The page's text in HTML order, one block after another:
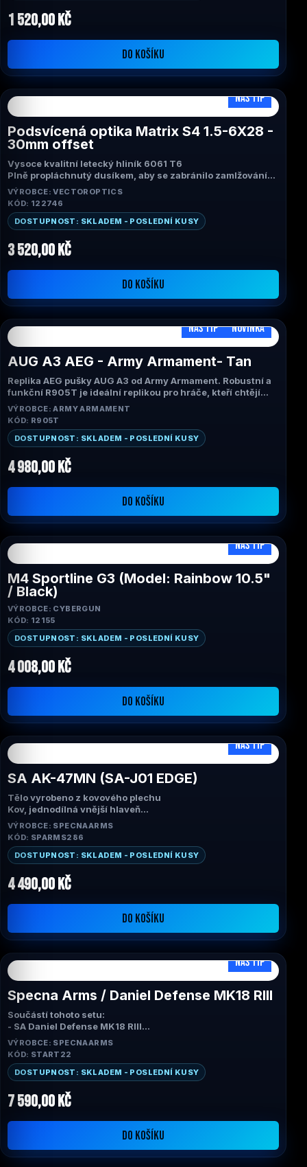
1 520,00 Kč
DO KOŠÍKU
NÁŠ TIP
Podsvícená optika Matrix S4 1.5-6X28 -
30mm offset
Vysoce kvalitní letecký hliník 6061 T6
Plně propláchnutý dusíkem, aby se zabránilo zamlžování
čoček zevnitř
Variabilní zoom 1,5–6x
Červené a zelené podsvícení
5 úrovní jasu
Odolný proti nárazům
30mm neutrální výškový posun, montáž na lištu Picatinny
Aretace revolverové hlavy a možnost resetování na nulu
Dioptrická kompenzace z okuláru s rychlým ostřením (+2
Obraz od okraje k okraji bez vnitřního tmavého kruhu
kolem obrazu
VÝROBCE: VECTOROPTICS
KÓD: 122746
DOSTUPNOST: SKLADEM - POSLEDNÍ KUSY
3 520,00 Kč
DO KOŠÍKU
NÁŠ TIP NOVINKA
AUG A3 AEG - Army Armament- Tan
Replika AEG pušky AUG A3 od Army Armament. Robustní a
funkční R905T je ideální replikou pro hráče, kteří chtějí
repliku pušky Bullpup, a to vše s moderním a nenápadným
vzhledem díky integrovanému tlumiči. Hnědá barva.
VÝROBCE: ARMY ARMAMENT
KÓD: R905T
DOSTUPNOST: SKLADEM - POSLEDNÍ KUSY
4 980,00 Kč
DO KOŠÍKU
NÁŠ TIP
M4 Sportline G3 (Model: Rainbow 10.5"
/ Black)
VÝROBCE: CYBERGUN
KÓD: 12155
DOSTUPNOST: SKLADEM - POSLEDNÍ KUSY
4 008,00 Kč
DO KOŠÍKU
NÁŠ TIP
SA AK-47MN (SA-J01 EDGE)
Tělo vyrobeno z kovového plechu
Kov, jednodílná vnější hlaveň
Kovováhop-upkomora
Přesná hliníková vnitřní hlaveň o průměru 6,03 mm
Přídavná hlavnípružinaM90 v balení
Předinstalovaný systém GATE ASTER™ V3
ZesílenýmechaboxORION™ V3, která zajišťuje vysokou
kvalitu provozu.
VÝROBCE: SPECNAARMS
KÓD: SPARMS286
DOSTUPNOST: SKLADEM - POSLEDNÍ KUSY
4 490,00 Kč
DO KOŠÍKU
NÁŠ TIP
Specna Arms / Daniel Defense MK18 RIII
Součástí tohoto setu:
- SA Daniel Defense MK18 RIII
- SA nabíječka EASY LIPO CHARGER
- SA Baterie 11,1V 1000mAh, 20C, Stick (buffer) +
přechodky
- SA BIO Kuličky CORE 0,25g, 1000BBs
- Plnička
VÝROBCE: SPECNAARMS
KÓD: START22
DOSTUPNOST: SKLADEM - POSLEDNÍ KUSY
7 590,00 Kč
DO KOŠÍKU